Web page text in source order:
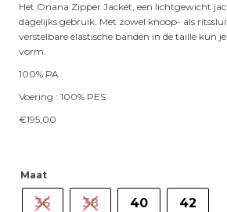
Het Onana Zipper Jacket, een lichtgewicht
dagelijks gebruik. Met zowel knoop- als
verstelbare elastische banden in de taille kun
vorm.
100% PA
Voering : 100% PES
€195,00
Maat
36 38 40 42